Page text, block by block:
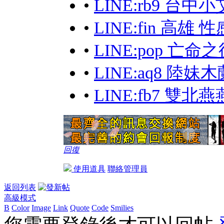
• LINE:rb9 台中小
• LINE:fin 高雄 性
• LINE:pop 亡命
• LINE:aq8 陸妹
• LINE:fb7 雙北燕
回復
使用道具 聯絡管理員
返回列表
高級模式
B Color Image Link Quote Code Smilies